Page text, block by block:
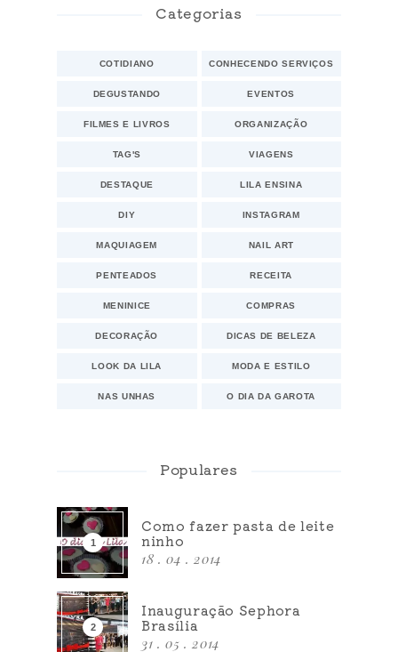
Categorias
COTIDIANO CONHECENDO SERVIÇOS
DEGUSTANDO EVENTOS
FILMES E LIVROS ORGANIZAÇÃO
TAG'S VIAGENS
DESTAQUE LILA ENSINA
DIY INSTAGRAM
MAQUIAGEM NAIL ART
PENTEADOS RECEITA
MENINICE COMPRAS
DECORAÇÃO DICAS DE BELEZA
LOOK DA LILA MODA E ESTILO
NAS UNHAS O DIA DA GAROTA
Populares
Como fazer pasta de leite
ninho
18 . 04 . 2014
Inauguração Sephora
Brasília
31 . 05 . 2014